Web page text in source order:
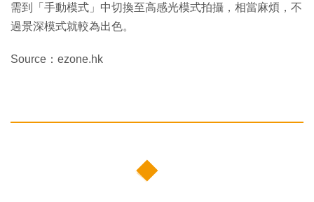
需到「手動模式」中切換至高感光模式拍攝，相當麻煩，不
過景深模式就較為出色。
Source：ezone.hk